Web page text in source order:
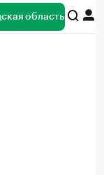
область